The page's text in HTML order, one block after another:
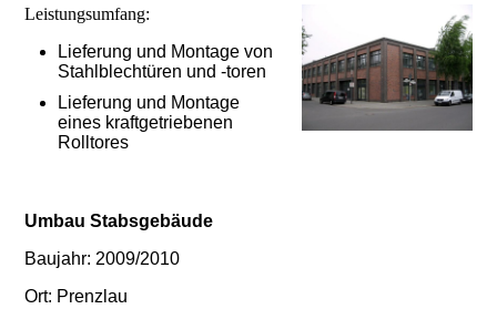
Leistungsumfang:
Lieferung und Montage von
Stahlblechtüren und -toren
Lieferung und Montage
eines kraftgetriebenen
Rolltores
Umbau Stabsgebäude
Baujahr: 2009/2010
Ort: Prenzlau